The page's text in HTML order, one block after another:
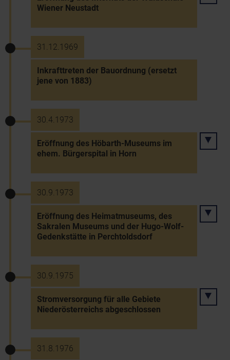
Wiener Neustadt
31.12.1969
Inkrafttreten der Bauordnung (ersetzt
jene von 1883)
30.4.1973
Eröffnung des Höbarth-Museums im
ehem. Bürgerspital in Horn
30.9.1973
Eröffnung des Heimatmuseums, des
Sakralen Museums und der Hugo-Wolf-
Gedenkstätte in Perchtoldsdorf
30.9.1975
Stromversorgung für alle Gebiete
Niederösterreichs abgeschlossen
31.8.1976